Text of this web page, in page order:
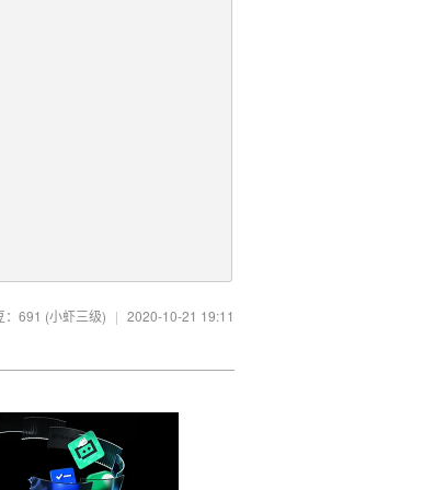
：691 (小虾三级) | 2020-10-21 19:11